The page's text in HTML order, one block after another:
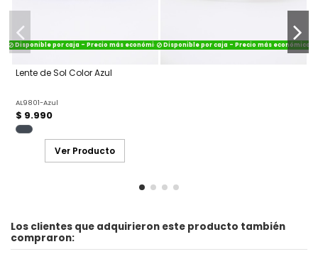
Disponible por caja - Precio más económico
Lente de Sol Color Azul
AL9801-Azul
$ 9.990
Ver Producto
Disponible por caja - Precio más económico
Los clientes que adquirieron este producto también
compraron: